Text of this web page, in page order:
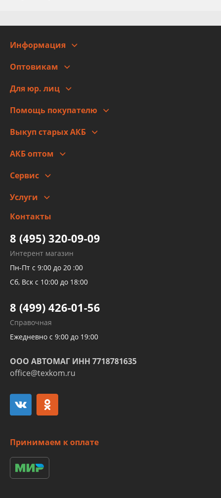
Информация
Адреса
Новости
Правовая информация
Оптовикам
Для юр. лиц
Помощь покупателю
Оплата
Гарантии и возврат
Выкуп старых АКБ
АКБ оптом
Сервис
Заправка кондиционера авто
Детейлинг
Услуги
высокого давления
Тормозных трубок
Рукавов гидроусилителей
Рукавов компрессоров и турбин
Трубок кондиционеров
Развертка пайка медных стальных
алюминиевых трубок и штуцеров
Контакты
8 (495) 320-09-09
Интерент магазин
Пн-Пт с 9:00 до 20 :00
Сб, Вск с 10:00 до 18:00
8 (499) 426-01-56
Справочная
Ежедневно с 9:00 до 19:00
ООО АВТОМАГ ИНН 7718781635
office@texkom.ru
Принимаем к оплате